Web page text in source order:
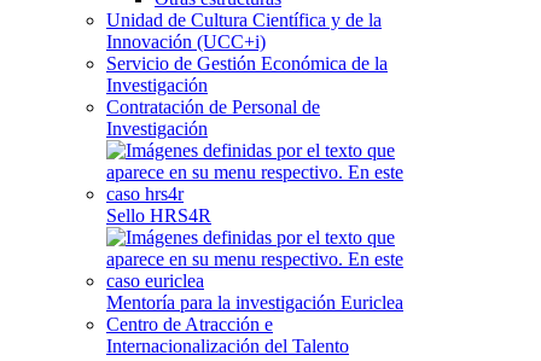
Unidad de Cultura Científica y de la
Innovación (UCC+i)
Servicio de Gestión Económica de la
Investigación
Contratación de Personal de
Investigación
Sello HRS4R
Mentoría para la investigación Euriclea
Centro de Atracción e
Internacionalización del Talento